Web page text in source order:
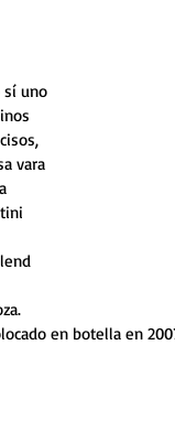
sí uno
vara
en botella en